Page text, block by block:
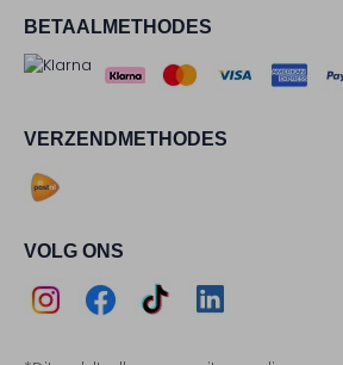
BETAALMETHODES
VERZENDMETHODES
VOLG ONS